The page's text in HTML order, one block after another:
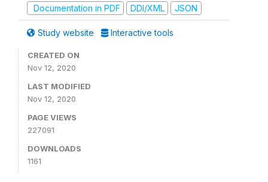
Documentation in PDF
DDI/XML JSON
Study website Interactive tools
CREATED ON
Nov 12, 2020
LAST MODIFIED
Nov 12, 2020
PAGE VIEWS
227091
DOWNLOADS
1161